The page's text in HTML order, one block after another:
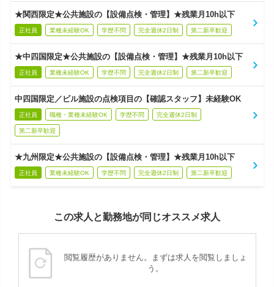
★関西限定★公共施設の【設備点検・管理】★残業月10h以下
正社員 業種未経験OK 学歴不問 完全週休2日制 第二新卒歓迎
★中四国限定★公共施設の【設備点検・管理】★残業月10h以下
正社員 業種未経験OK 学歴不問 完全週休2日制 第二新卒歓迎
中四国限定／ビル施設の点検項目の【確認スタッフ】未経験OK
正社員 職種・業種未経験OK 学歴不問 完全週休2日制
第二新卒歓迎
★九州限定★公共施設の【設備点検・管理】★残業月10h以下
正社員 業種未経験OK 学歴不問 完全週休2日制 第二新卒歓迎
この求人と勤務地が同じオススメ求人
閲覧履歴がありません。まずは求人を閲覧しましょ
う。